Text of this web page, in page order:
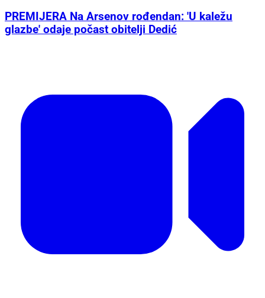
PREMIJERA Na Arsenov rođendan: 'U kaležu
glazbe' odaje počast obitelji Dedić